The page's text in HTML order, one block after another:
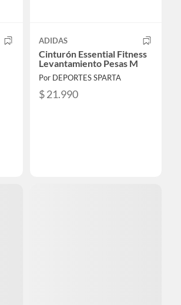
ADIDAS
Cinturón Essential Fitness
Levantamiento Pesas M
Por DEPORTES SPARTA
$ 21.990